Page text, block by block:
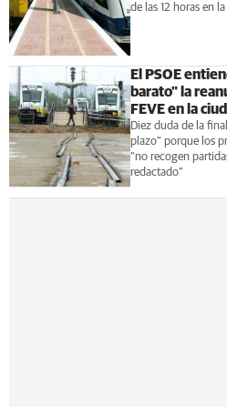
de las 12 horas en
El PSOE
barato" la
FEVE en la
Diez duda de la
plazo” porque los
“no recogen
redactado”